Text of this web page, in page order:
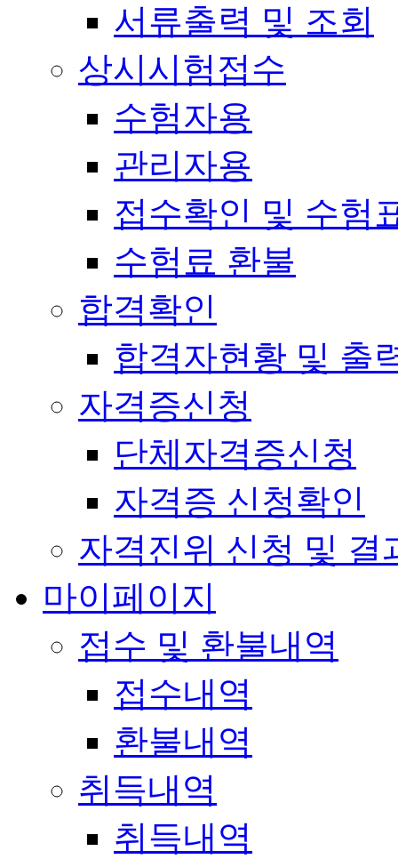
서류출력 및 조회
상시시험접수
수험자용
관리자용
접수확인 및 수험
수험료 환불
합격확인
합격자현황 및 출
자격증신청
단체자격증신청
자격증 신청확인
자격진위 신청 및 결
마이페이지
접수 및 환불내역
접수내역
환불내역
취득내역
취득내역